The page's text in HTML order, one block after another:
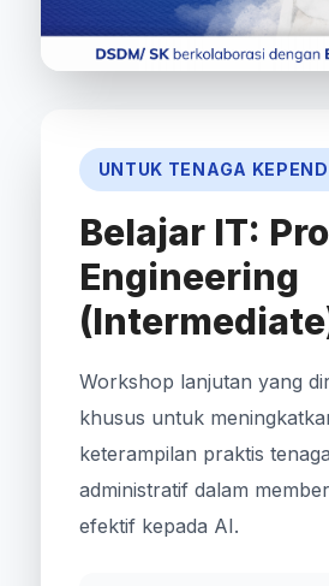
UNTUK TENAGA
Belajar IT:
Engineering
Workshop lanjutan yang
khusus untuk
keterampilan praktis
administratif dalam
efektif kepada AI.